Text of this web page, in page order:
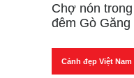
Chợ nón
đêm Gò Găng
Cảnh đẹp Việt Nam